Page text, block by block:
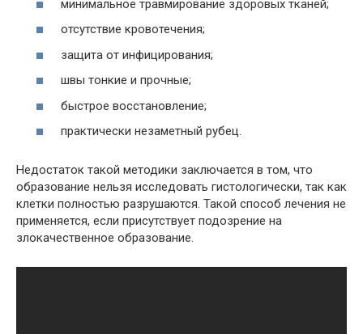
минимальное травмирование здоровых тканей;
отсутствие кровотечения;
защита от инфицирования;
швы тонкие и прочные;
быстрое восстановление;
практически незаметный рубец.
Недостаток такой методики заключается в том, что
образование нельзя исследовать гистологически, так как
клетки полностью разрушаются. Такой способ лечения не
применяется, если присутствует подозрение на
злокачественное образование.